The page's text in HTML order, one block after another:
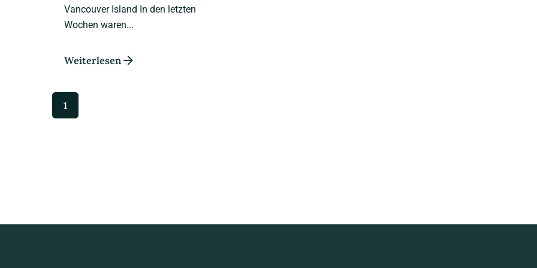
Vancouver Island In den letzten
Wochen waren...
Weiterlesen
1